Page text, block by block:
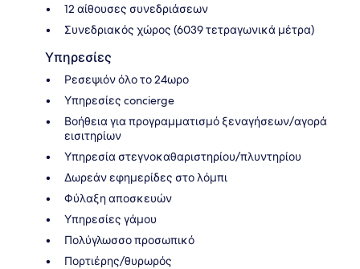
12 αίθουσες συνεδριάσεων
Συνεδριακός χώρος (6039 τετραγωνικά μέτρα)
Υπηρεσίες
Ρεσεψιόν όλο το 24ωρο
Υπηρεσίες concierge
Βοήθεια για προγραμματισμό ξεναγήσεων/αγορά
εισιτηρίων
Υπηρεσία στεγνοκαθαριστηρίου/πλυντηρίου
Δωρεάν εφημερίδες στο λόμπι
Φύλαξη αποσκευών
Υπηρεσίες γάμου
Πολύγλωσσο προσωπικό
Πορτιέρης/θυρωρός